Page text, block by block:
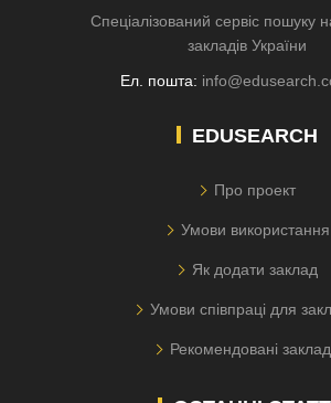
Спеціалізований сервіс пошуку
закладів України
Ел. пошта:
EDUSEARCH
Про проект
Умови використання
Як додати заклад
Умови співпраці для
Рекомендовані